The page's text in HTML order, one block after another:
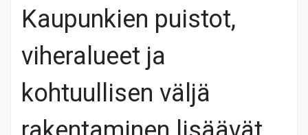
Kaupunkien puistot,
viheralueet ja
kohtuullisen väljä